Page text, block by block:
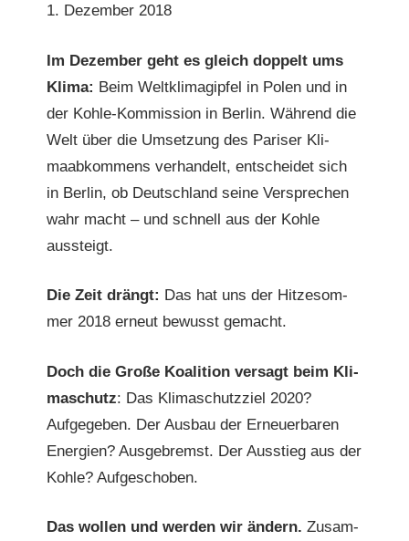
zur
ma-
Dop­
pel-
Demo
zeit­
gle­
ich
in
und Köln
1. Dezem­ber 2018
Im Dezem­ber geht es gle­ich dop­pelt ums
Kli­ma: Beim Weltk­limagipfel in Polen und in
der Kohle-Kom­mis­sion in Berlin. Während die
Welt über die Umset­zung des Paris­er Kli­
maabkom­mens ver­han­delt, entschei­det sich
in Berlin, ob Deutsch­land seine Ver­sprechen
wahr macht – und schnell aus der Kohle
aussteigt.
Die Zeit drängt: Das hat uns der Hitze­som­
mer 2018 erneut bewusst gemacht.
Doch die Große Koali­tion ver­sagt beim Kli­
maschutz: Das Kli­maschutzziel 2020?
Aufgegeben. Der Aus­bau der Erneuer­baren
Energien? Aus­ge­bremst. Der Ausstieg aus der
Kohle? Aufgeschoben.
Das wollen und wer­den wir ändern. Zusam­